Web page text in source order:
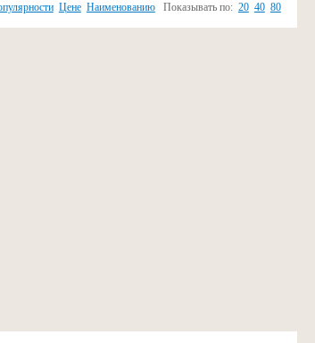
Цене Наименованию Показывать по: 20 40 80